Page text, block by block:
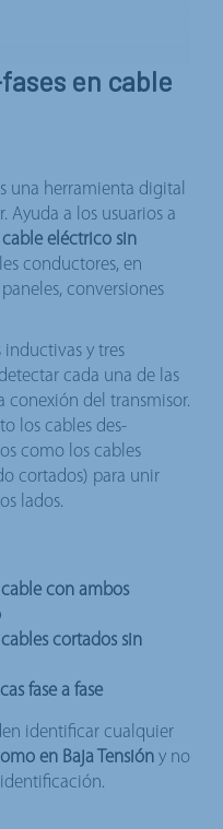
en cable
una herramienta digital
Ayuda a los usuarios a
eléctrico sin
conductores, en
conversiones
inductivas y tres
cada una de las
conexión del transmisor.
los cables des-
como los cables
cortados) para unir
lados.
con ambos
cortados sin
fase a fase
identificar cualquier
en Baja Tensión y no